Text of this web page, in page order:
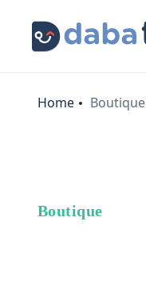
Boutique
Home Boutique